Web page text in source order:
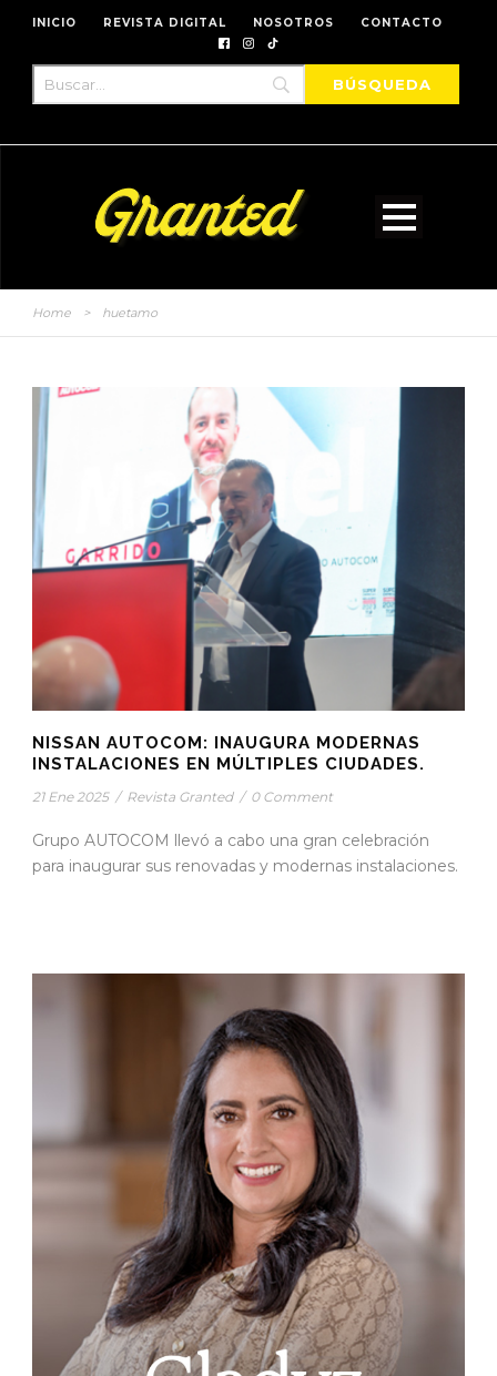
INICIO REVISTA DIGITAL NOSOTROS CONTACTO
Home > huetamo
NISSAN AUTOCOM: INAUGURA MODERNAS
INSTALACIONES EN MÚLTIPLES CIUDADES.
21 Ene 2025 / Revista Granted / 0 Comment
Grupo AUTOCOM llevó a cabo una gran celebración
para inaugurar sus renovadas y modernas instalaciones.